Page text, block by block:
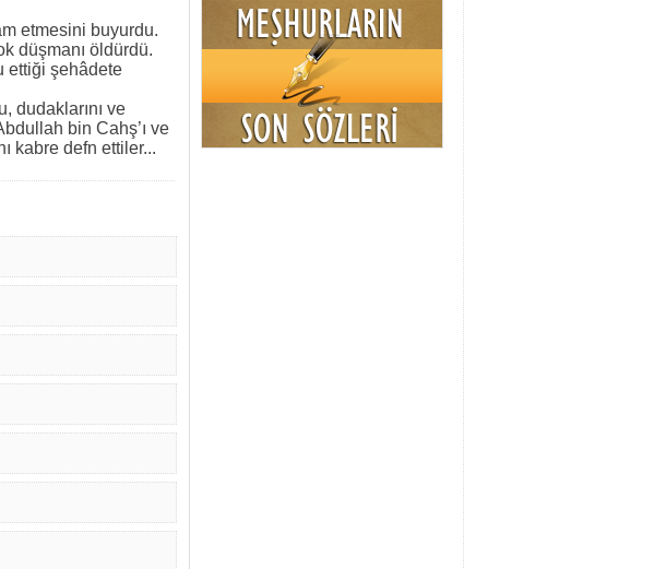
etmesini buyurdu.
düşmanı öldürdü.
ettiği şehâdete
dudaklarını ve
bin Cahş’ı ve
kabre defn ettiler...